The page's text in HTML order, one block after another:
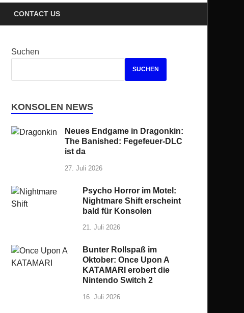
CONTACT US
Suchen
SUCHEN
KONSOLEN NEWS
Neues Endgame in Dragonkin:
The Banished: Fegefeuer-DLC
ist da
27. Juli 2026
Psycho Horror im Motel:
Nightmare Shift erscheint
bald für Konsolen
21. Juli 2026
Bunter Rollspaß im
Oktober: Once Upon A
KATAMARI erobert die
Nintendo Switch 2
16. Juli 2026